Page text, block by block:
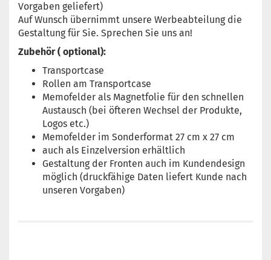
Vorgaben geliefert)
Auf Wunsch übernimmt unsere Werbeabteilung die
Gestaltung für Sie. Sprechen Sie uns an!
Zubehör ( optional):
Transportcase
Rollen am Transportcase
Memofelder als Magnetfolie für den schnellen
Austausch (bei öfteren Wechsel der Produkte,
Logos etc.)
Memofelder im Sonderformat 27 cm x 27 cm
auch als Einzelversion erhältlich
Gestaltung der Fronten auch im Kundendesign
möglich (druckfähige Daten liefert Kunde nach
unseren Vorgaben)